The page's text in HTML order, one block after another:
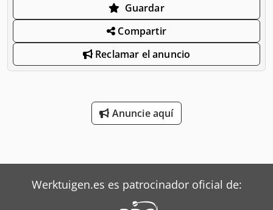
Guardar
Compartir
Reclamar el anuncio
Anuncie aquí
Werktuigen.es es patrocinador oficial de: